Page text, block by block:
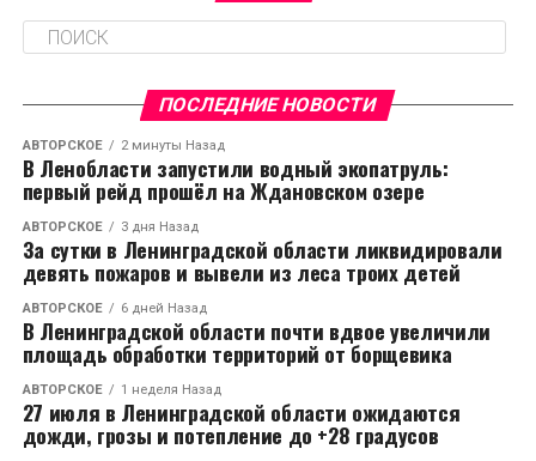
ПОСЛЕДНИЕ НОВОСТИ
АВТОРСКОЕ 2 минуты Назад
В Ленобласти запустили водный экопатруль:
первый рейд прошёл на Ждановском озере
АВТОРСКОЕ 3 дня Назад
За сутки в Ленинградской области ликвидировали
девять пожаров и вывели из леса троих детей
АВТОРСКОЕ 6 дней Назад
В Ленинградской области почти вдвое увеличили
площадь обработки территорий от борщевика
АВТОРСКОЕ 1 неделя Назад
27 июля в Ленинградской области ожидаются
дожди, грозы и потепление до +28 градусов